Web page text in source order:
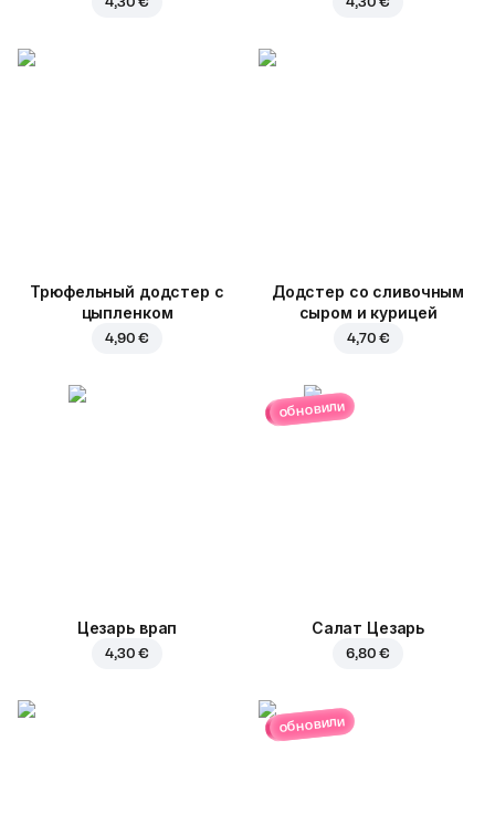
Трюфельный додстер c
цыпленком
4,90 €
Додстер со сливочным
сыром и курицей
4,70 €
Цезарь врап
4,30 €
обновили
Салат Цезарь
6,80 €
обновили